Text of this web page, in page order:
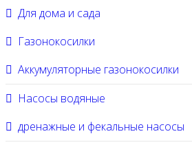
Для дома и сада
Газонокосилки
Аккумуляторные газонокосилки
Насосы водяные
дренажные и фекальные насосы